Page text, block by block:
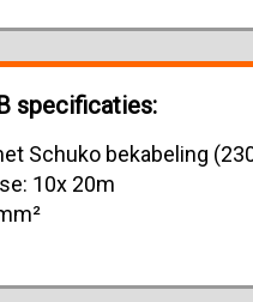
specificaties:
Schuko bekabeling
10x 20m